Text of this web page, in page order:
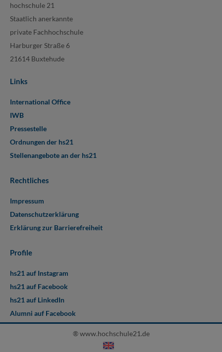
hochschule 21
Staatlich anerkannte
private Fachhochschule
Harburger Straße 6
21614 Buxtehude
Links
International Office
IWB
Pressestelle
Ordnungen der hs21
Stellenangebote an der hs21
Rechtliches
Impressum
Datenschutzerklärung
Erklärung zur Barrierefreiheit
Profile
hs21 auf Instagram
hs21 auf Facebook
hs21 auf LinkedIn
Alumni auf Facebook
® www.hochschule21.de